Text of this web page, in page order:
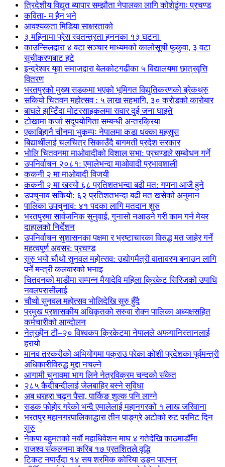
त्रिदेशीय विद्युत ब्यापार सम्झौता नेपालका लागि कोशेढुंगाः प्रचण्ड
कविता- म हैन भने
आवश्यकता मिडिया साक्षरताको
३ महिनामा प्रेस स्वतन्त्रता हननका १३ घटना
काउन्सिलद्वारा ४ वटा सञ्चार माध्यमको कालोसूची फुकुवा, ३ वटा
सूचीकरणबाट हटे
इन्द्रेश्वर युवा समाजद्वारा बेलकोटगढीका ५ विद्यालयमा छात्रवृत्ति
वितरण
भरतपुरको मुख्य सडकमा भएको भूमिगत विद्युतिकरणको ब्रेकथ्रु
सकियो चितवन महोत्सव : ५ लाख सहभागि, ३० करोडको कारोबार
बाघले झम्टिँदा मोटरसाइकलमा सवार दुई जना घाइते
टोखामा कर्जा सदुपयोगिता सम्बन्धी अन्तरक्रिया
एकाबिहानै चीनमा भुकम्पः नेपालमा कडा धक्का महसुस
बिद्यार्थीलाई चलचित्र सिकाउँदै बागमती प्रदेश सरकार
भोलि चितवनमा माओवादीको विशाल सभा: प्रचण्डले सम्बोधन गर्ने
उपनिर्वाचन २०८१: एमालेभन्दा माओवादी प्रभावशाली
ककनी २ मा माओवादी विजयी
ककनी २ मा खस्यो ६८ प्रतिशतभन्दा बढी मत: गणना आजै हुने
उपचुनाव सकियो: ६२ प्रतिशतभन्दा बढी मत खसेको अनुमान
पालिका उपचुनाव: ४१ पदका लागि मतदान शुरु
भरतपुुरमा सार्वजनिक सुनुवाई, गुनासो नआउने गरी काम गर्न मेयर
दाहालको निर्देशन
उपनिर्वाचन सुशासनका पक्षमा र भ्रष्टाचारका विरुद्ध मत जाहेर गर्ने
महत्वपूर्ण अवसर: प्रचण्ड
सुरु भयो चौथो सुनवल महोत्सव: उद्योगमैत्री वातावरण बनाउन लागि
पर्ने मन्त्री कलवारको भनाइ
चितवनको माडीमा सम्पन्न मैयादेवि महिला क्रिकेट सिरिजको उपाधि
नवलपरासीलाई
चौथो सुनवल महोत्सव भोलिदेखि सुरु हुँदै
प्रमुख प्रशासकीय अधिकृतको सरुवा रोक्न पालिका अध्यक्षसहित
कर्मचारीको आन्दोलन
नेत्रहीन टी–२० विश्वकप क्रिकेटमा नेपालले अफगानिस्तानलाई
हरायो
मानव तस्करीको अभियोगमा पक्राउ परेका कोशी प्रदेशका पूर्वमन्त्री
अधिकारीविरुद्ध मुद्दा नचल्ने
आगामी चुनावमा भाग लिने नेत्रविक्रम चन्दको संकेत
२८५ कैदीबन्दीलाई जेलबाहिर बस्ने सुविधा
अब धरहरा चढ्न पैसा, पार्किङ शुल्क पनि लाग्ने
सडक फोहोर गरेको भन्दै एमालेलाई महानगरको १ लाख जरिवाना
भरतपुर महानगरपालिकाद्धारा तीन पाङ्ग्रे अटोको रुट परमिट दिन
सुरु
नेकपा बहुमतको नवौं महाधिवेशन माघ ४ गतेदेखि काठमाडौँमा
राजश्व संकलनमा करिब १७ प्रतशितले वृद्धि
टिकट नपाउँदा १४ सय श्रमिक कोरिया उड्न पाएनन्